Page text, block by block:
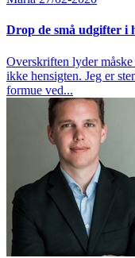
Drop de små udgifter i
Overskriften lyder
ikke hensigten. Jeg er
formue ved...